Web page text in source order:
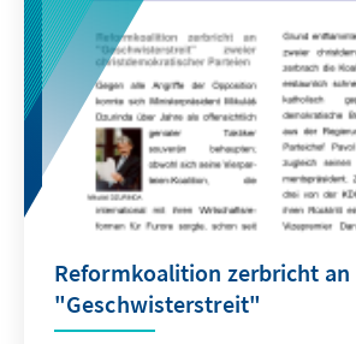
Reformkoalition zerbricht an
"Geschwisterstreit"